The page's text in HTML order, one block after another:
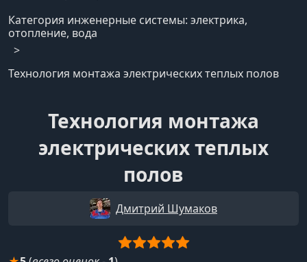
Категория инженерные системы: электрика,
отопление, вода
Технология монтажа электрических теплых полов
Технология монтажа
электрических теплых
полов
Дмитрий Шумаков